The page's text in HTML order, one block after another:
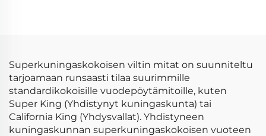
Superkuningaskokoisen viltin mitat on suunniteltu
tarjoamaan runsaasti tilaa suurimmille
standardikokoisille vuodepöytämitoille, kuten
Super King (Yhdistynyt kuningaskunta) tai
California King (Yhdysvallat). Yhdistyneen
kuningaskunnan superkuningaskokoisen vuoteen